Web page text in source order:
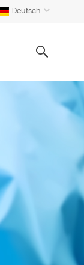
Deutsch